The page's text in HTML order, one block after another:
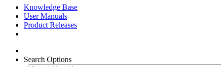
Knowledge Base
User Manuals
Product Releases
Search Options